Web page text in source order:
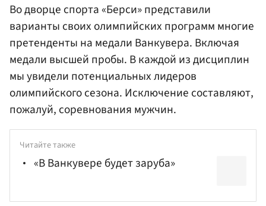
Во дворце спорта «Берси» представили
варианты своих олимпийских программ многие
претенденты на медали Ванкувера. Включая
медали высшей пробы. В каждой из дисциплин
мы увидели потенциальных лидеров
олимпийского сезона. Исключение составляют,
пожалуй, соревнования мужчин.
Читайте также
«В Ванкувере будет заруба»